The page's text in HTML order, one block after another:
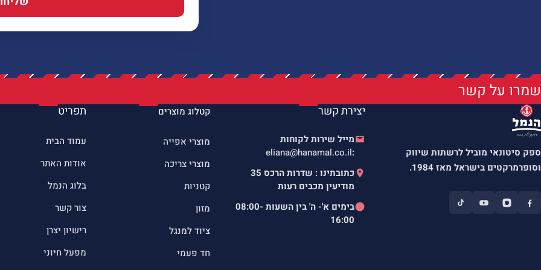
שמרו על קשר
ספק סיטונאי מוביל לרשתות שיווק
וסופרמרקטים בישראל מאז 1984.
יצירת קשר
מייל שירות לקוחות
:
eliana@hanamal.co.il
כתובתינו : שדרות הרכס 35
מודיעין מכבים רעות
בימים א'- ה' בין השעות 08:00-
16:00
קטלוג מוצרים
מוצרי אפייה
מוצרי צריכה
קטניות
מזון
ציוד למנגל
חד פעמי
תפריט
עמוד הבית
אודות האתר
בלוג הנמל
צור קשר
רישיון יצרן
מפעל חיוני